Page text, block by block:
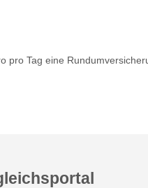
Tag eine